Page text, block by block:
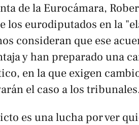
de la Eurocámara,
los eurodiputados en la
consideran que ese
y han preparado una
, en la que exigen
el caso a los
es una lucha por ver